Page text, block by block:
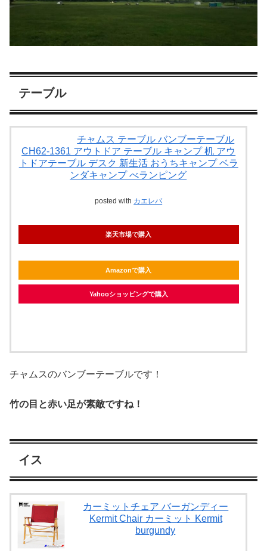
テーブル
チャムス テーブル バンブーテーブル
CH62-1361 アウトドア テーブル キャンプ 机 アウ
トドアテーブル デスク 新生活 おうちキャンプ ベラ
ンダキャンプ べランピング
posted with カエレバ
楽天市場で購入
Amazonで購入
Yahooショッピングで購入
チャムスのバンブーテーブルです！
竹の目と赤い足が素敵ですね！
イス
カーミットチェア バーガンディー
Kermit Chair カーミット Kermit
burgundy